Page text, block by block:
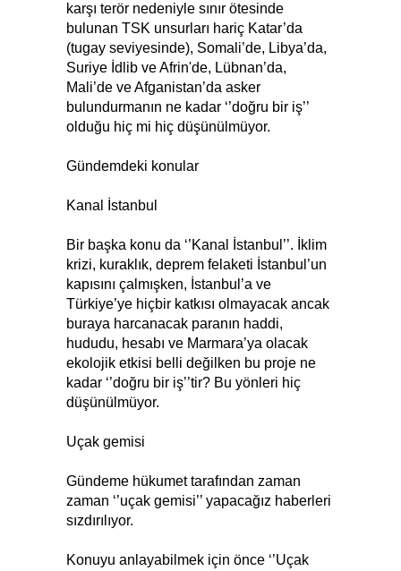
karşı terör nedeniyle sınır ötesinde
bulunan TSK unsurları hariç Katar’da
(tugay seviyesinde), Somali’de, Libya’da,
Suriye İdlib ve Afrin'de, Lübnan’da,
Mali’de ve Afganistan’da asker
bulundurmanın ne kadar ‘’doğru bir iş’’
olduğu hiç mi hiç düşünülmüyor.
Gündemdeki konular
Kanal İstanbul
Bir başka konu da ‘’Kanal İstanbul’’. İklim
krizi, kuraklık, deprem felaketi İstanbul’un
kapısını çalmışken, İstanbul’a ve
Türkiye’ye hiçbir katkısı olmayacak ancak
buraya harcanacak paranın haddi,
hududu, hesabı ve Marmara’ya olacak
ekolojik etkisi belli değilken bu proje ne
kadar ‘’doğru bir iş’’tir? Bu yönleri hiç
düşünülmüyor.
Uçak gemisi
Gündeme hükumet tarafından zaman
zaman ‘’uçak gemisi’’ yapacağız haberleri
sızdırılıyor.
Konuyu anlayabilmek için önce ‘’Uçak